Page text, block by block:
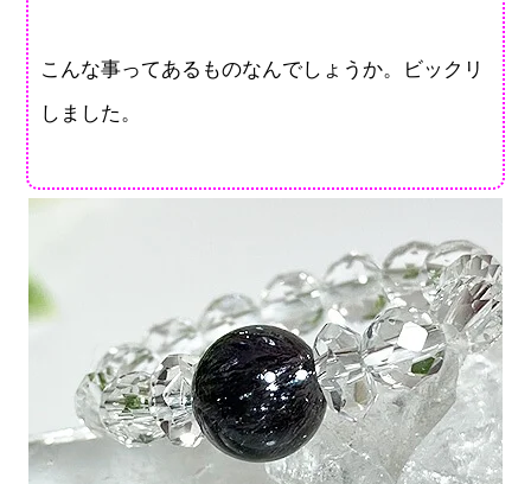
こんな事ってあるものなんでしょうか。ビックリ
しました。